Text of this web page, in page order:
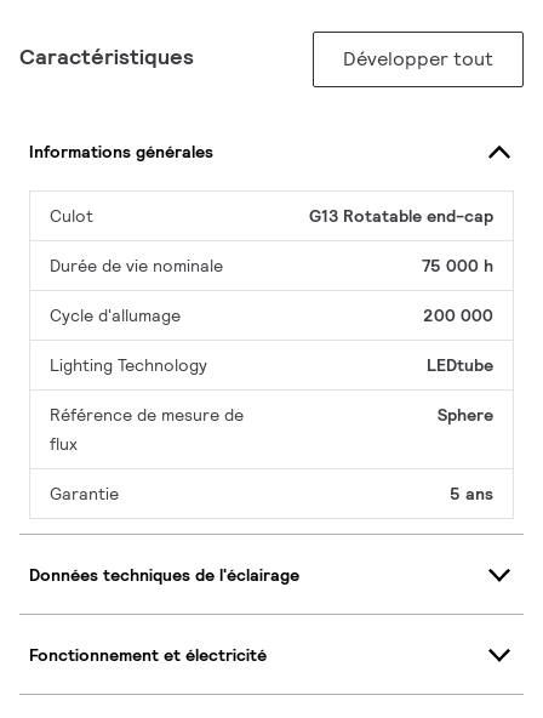
Caractéristiques Développer tout
Informations générales
Culot G13 Rotatable end-cap
Durée de vie nominale 75 000 h
Cycle d'allumage 200 000
Lighting Technology LEDtube
Référence de mesure de
flux
Sphere
Garantie 5 ans
Données techniques de l'éclairage
Fonctionnement et électricité